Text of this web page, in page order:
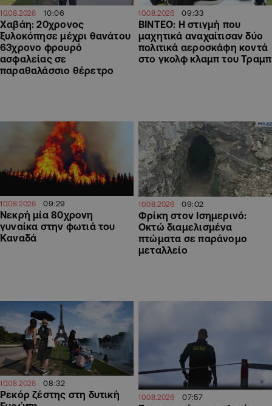
10.08.2026 10:06
Χαβάη: 20χρονος
ξυλοκόπησε μέχρι θανάτου
63χρονο φρουρό
ασφαλείας σε
παραθαλάσσιο θέρετρο
10.08.2026 09:33
ΒΙΝΤΕΟ: Η στιγμή που
μαχητικά αναχαίτισαν δύο
πολιτικά αεροσκάφη κοντά
στο γκολφ κλαμπ του Τραμπ
10.08.2026 09:29
Νεκρή μία 80χρονη
γυναίκα στην φωτιά του
Καναδά
10.08.2026 09:02
Φρίκη στον Ισημερινό:
Οκτώ διαμελισμένα
πτώματα σε παράνομο
μεταλλείο
10.08.2026 08:32
Ρεκόρ ζέστης στη δυτική
10.08.2026 07:57